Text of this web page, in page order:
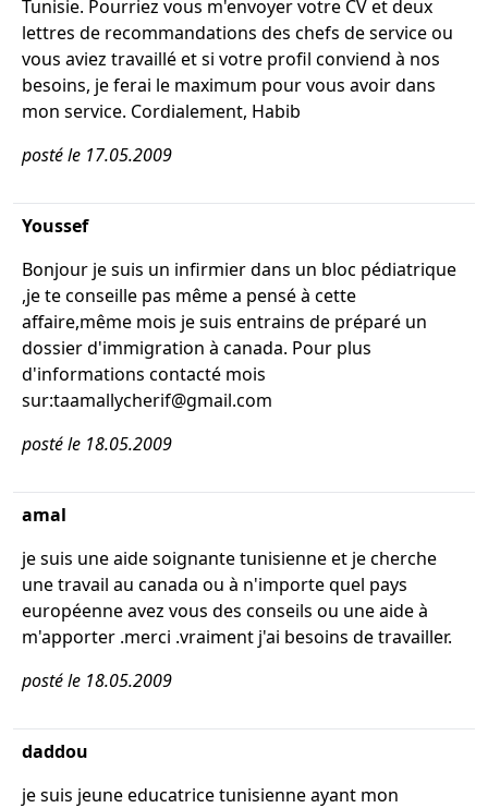
Tunisie. Pourriez vous m'envoyer votre CV et deux
lettres de recommandations des chefs de service ou
vous aviez travaillé et si votre profil conviend à nos
besoins, je ferai le maximum pour vous avoir dans
mon service. Cordialement, Habib
posté le 17.05.2009
Youssef
Bonjour je suis un infirmier dans un bloc pédiatrique
,je te conseille pas même a pensé à cette
affaire,même mois je suis entrains de préparé un
dossier d'immigration à canada. Pour plus
d'informations contacté mois
sur:taamallycherif@gmail.com
posté le 18.05.2009
amal
je suis une aide soignante tunisienne et je cherche
une travail au canada ou à n'importe quel pays
européenne avez vous des conseils ou une aide à
m'apporter .merci .vraiment j'ai besoins de travailler.
posté le 18.05.2009
daddou
je suis jeune educatrice tunisienne ayant mon